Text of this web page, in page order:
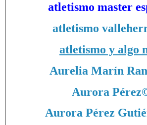
atletismo master
atletismo
atletismo y algo
Aurelia Marín
Aurora Pérez
Aurora Pérez